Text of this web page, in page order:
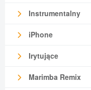
Instrumentalny
iPhone
Irytujące
Marimba Remix